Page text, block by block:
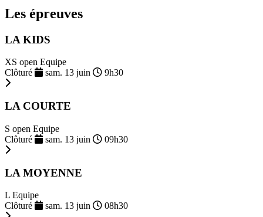
Les épreuves
LA KIDS
XS open Equipe
Clôturé
sam. 13 juin 9h30
LA COURTE
S open Equipe
Clôturé
sam. 13 juin 09h30
LA MOYENNE
L Equipe
Clôturé
sam. 13 juin 08h30